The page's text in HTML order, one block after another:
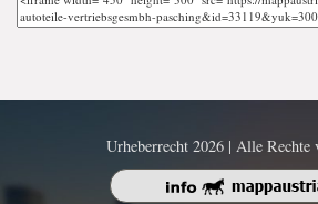
Urheberrecht 2026 | Alle Rechte